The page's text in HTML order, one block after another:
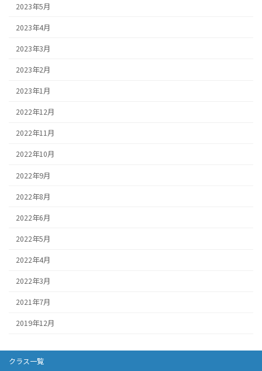
2023年5月
2023年4月
2023年3月
2023年2月
2023年1月
2022年12月
2022年11月
2022年10月
2022年9月
2022年8月
2022年6月
2022年5月
2022年4月
2022年3月
2021年7月
2019年12月
クラス一覧